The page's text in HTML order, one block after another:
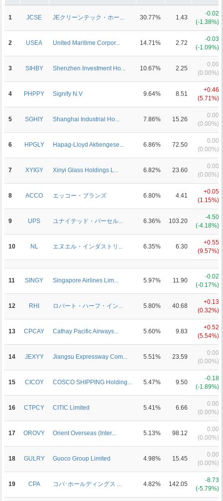
1 JCSE JEクリーンテック・ホー... 30.77% 1.43
-0.02
(-1.38%)
2 USEA United Maritime Corpor... 14.71% 2.72
-0.03
(-1.09%)
3 SIHBY Shenzhen Investment Ho... 10.67% 2.25
0.00
(0.00%)
4 PHPPY Signify N.V 9.64% 8.51
+0.46
(5.71%)
5 SGHIY Shanghai Industrial Ho... 7.86% 15.26
0.00
(0.00%)
6 HPGLY Hapag-Lloyd Aktiengese... 6.86% 72.50
0.00
(0.00%)
7 XYIGY Xinyi Glass Holdings L... 6.82% 23.60
0.00
(0.00%)
8 ACCO エッコー・ブランズ 6.80% 4.41
+0.05
(1.15%)
9 UPS ユナイテッド・パーセル... 6.36% 103.20
-4.50
(-4.18%)
10 NL エヌエル・インダストリ... 6.35% 6.30
+0.55
(9.57%)
11 SINGY Singapore Airlines Lim... 5.97% 11.90
-0.02
(-0.17%)
12 RHI ロバート・ハーフ・イン... 5.80% 40.68
+0.13
(0.32%)
13 CPCAY Cathay Pacific Airways... 5.60% 9.83
+0.52
(5.54%)
14 JEXYY Jiangsu Expressway Com... 5.51% 23.59
0.00
(0.00%)
15 CICOY COSCO SHIPPING Holding... 5.47% 9.50
-0.18
(-1.89%)
16 CTPCY CITIC Limited 5.41% 6.66
0.00
(0.00%)
17 OROVY Orient Overseas (Inter... 5.13% 98.12
0.00
(0.00%)
18 GULRY Guoco Group Limited 4.98% 15.45
0.00
(0.00%)
19 CPA コパ･ホールディングス ... 4.82% 142.05
-8.73
(-5.79%)